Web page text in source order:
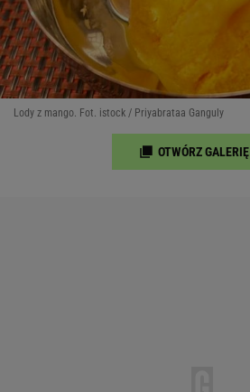
Lody z mango. Fot. istock / Priyabrataa Ganguly
OTWÓRZ GALERIĘ